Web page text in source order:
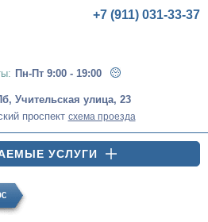
Пн-Пт 9:00 - 19:00
+7 (911) 031-33-37
, Учительская улица, 23
проспект схема проезда
УСЛУГИ